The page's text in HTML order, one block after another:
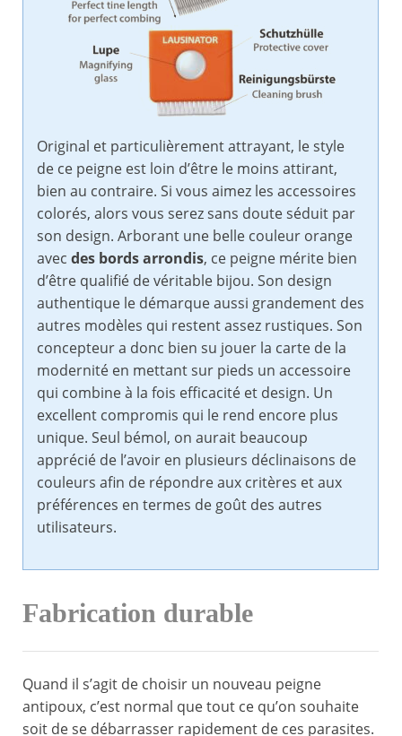
Original et particulièrement attrayant, le style
de ce peigne est loin d’être le moins attirant,
bien au contraire. Si vous aimez les accessoires
colorés, alors vous serez sans doute séduit par
son design. Arborant une belle couleur orange
avec des bords arrondis, ce peigne mérite bien
d’être qualifié de véritable bijou. Son design
authentique le démarque aussi grandement des
autres modèles qui restent assez rustiques. Son
concepteur a donc bien su jouer la carte de la
modernité en mettant sur pieds un accessoire
qui combine à la fois efficacité et design. Un
excellent compromis qui le rend encore plus
unique. Seul bémol, on aurait beaucoup
apprécié de l’avoir en plusieurs déclinaisons de
couleurs afin de répondre aux critères et aux
préférences en termes de goût des autres
utilisateurs.
Fabrication durable
Quand il s’agit de choisir un nouveau peigne
antipoux, c’est normal que tout ce qu’on souhaite
soit de se débarrasser rapidement de ces parasites.